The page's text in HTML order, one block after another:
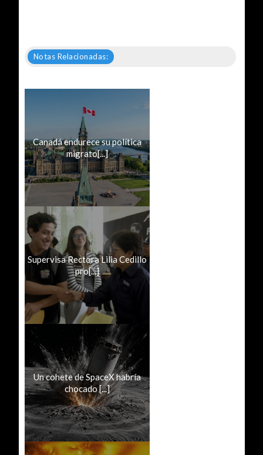
Notas Relacionadas:
Canadá endurece su política
migrato[...]
Supervisa Rectora Lilia Cedillo
pro[...]
Un cohete de SpaceX habría
chocado [...]